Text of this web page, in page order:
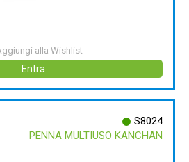
alla Wishlist
Entra
S8024
PENNA MULTIUSO KANCHAN